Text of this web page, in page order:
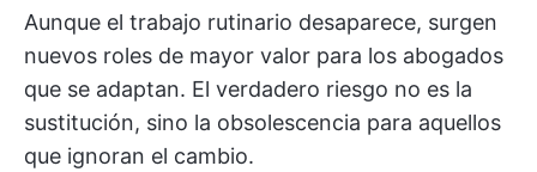
Aunque el trabajo rutinario desaparece, surgen
nuevos roles de mayor valor para los abogados
que se adaptan. El verdadero riesgo no es la
sustitución, sino la obsolescencia para aquellos
que ignoran el cambio.